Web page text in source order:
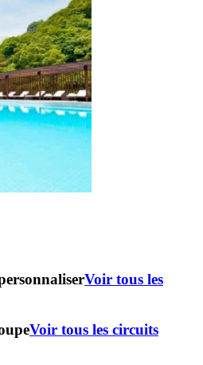
Voir tous les
Voir tous les circuits